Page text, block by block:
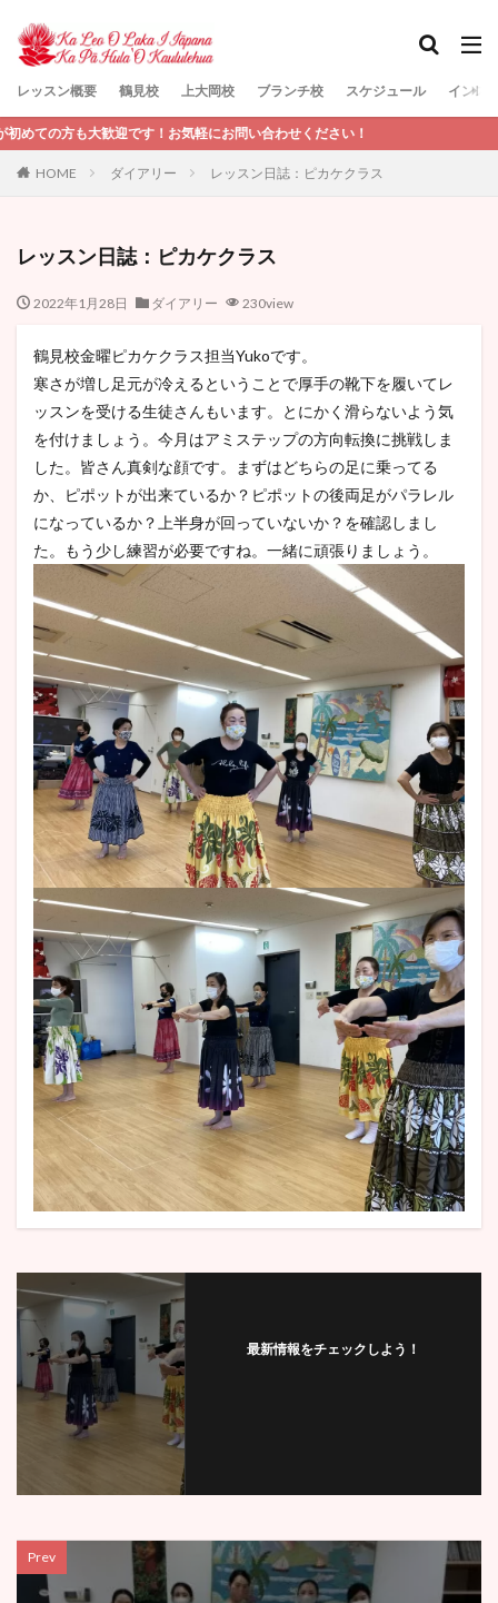
レッスン概要 鶴見校 上大岡校 ブランチ校 スケジュール インス
迎です！お気軽にお問い合わせください！
HOME ダイアリー レッスン日誌：ピカケクラス
レッスン日誌：ピカケクラス
2022年1月28日 ダイアリー 230view
鶴見校金曜ピカケクラス担当Yukoです。
寒さが増し足元が冷えるということで厚手の靴下を履いてレ
ッスンを受ける生徒さんもいます。とにかく滑らないよう気
を付けましょう。今月はアミステップの方向転換に挑戦しま
した。皆さん真剣な顔です。まずはどちらの足に乗ってる
か、ピポットが出来ているか？ピポットの後両足がパラレル
になっているか？上半身が回っていないか？を確認しまし
た。もう少し練習が必要ですね。一緒に頑張りましょう。
最新情報をチェックしよう！
Prev
検索